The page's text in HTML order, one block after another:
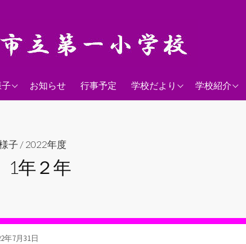
子 お知らせ 行事予定 学校だより
2026年度 学校紹介
学校経営方針
子 / 2022年度
年２年
年7月31日